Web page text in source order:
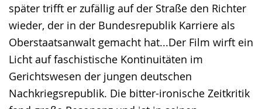
später trifft er zufällig auf der Straße den Richter
wieder, der in der Bundesrepublik Karriere als
Oberstaatsanwalt gemacht hat...Der Film wirft ein
Licht auf faschistische Kontinuitäten im
Gerichtswesen der jungen deutschen
Nachkriegsrepublik. Die bitter-ironische Zeitkritik